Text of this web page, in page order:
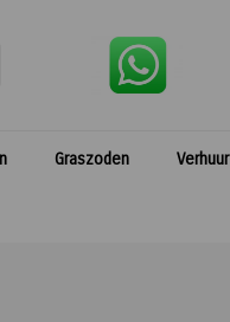
Graszoden Verhuur